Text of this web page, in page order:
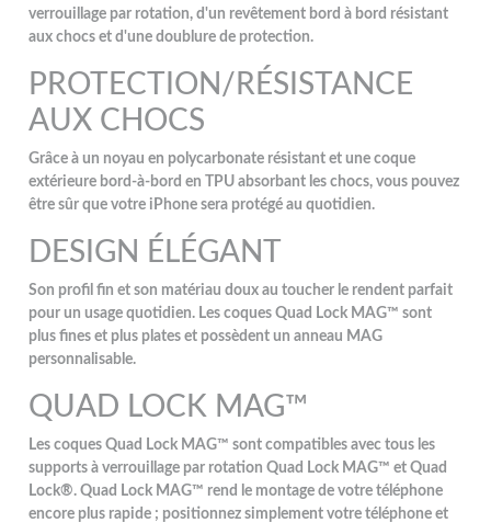
verrouillage par rotation, d'un revêtement bord à bord résistant
aux chocs et d'une doublure de protection.
PROTECTION/RÉSISTANCE
AUX CHOCS
Grâce à un noyau en polycarbonate résistant et une coque
extérieure bord-à-bord en TPU absorbant les chocs, vous pouvez
être sûr que votre iPhone sera protégé au quotidien.
DESIGN ÉLÉGANT
Son profil fin et son matériau doux au toucher le rendent parfait
pour un usage quotidien. Les coques Quad Lock MAG™ sont
plus fines et plus plates et possèdent un anneau MAG
personnalisable.
QUAD LOCK MAG™
Les coques Quad Lock MAG™ sont compatibles avec tous les
supports à verrouillage par rotation Quad Lock MAG™ et Quad
Lock®. Quad Lock MAG™ rend le montage de votre téléphone
encore plus rapide ; positionnez simplement votre téléphone et